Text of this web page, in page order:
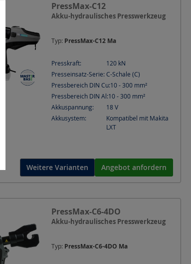
PressMax-C12
Akku-hydraulisches Presswerkzeug
Typ: PressMax-C12 Ma
Presskraft: 120 kN
Presseinsatz-Serie: C-Schale (C)
Pressbereich DIN Cu:10 - 300 mm²
Pressbereich DIN Al:10 - 300 mm²
Akkuspannung:
18V
Akkusystem:
Kompatibel mit Makita
LXT
Weitere Varianten Angebot anfordern
PressMax-C6-4DO
Akku-hydraulisches Presswerkzeug
Typ: PressMax-C6-4DO Ma